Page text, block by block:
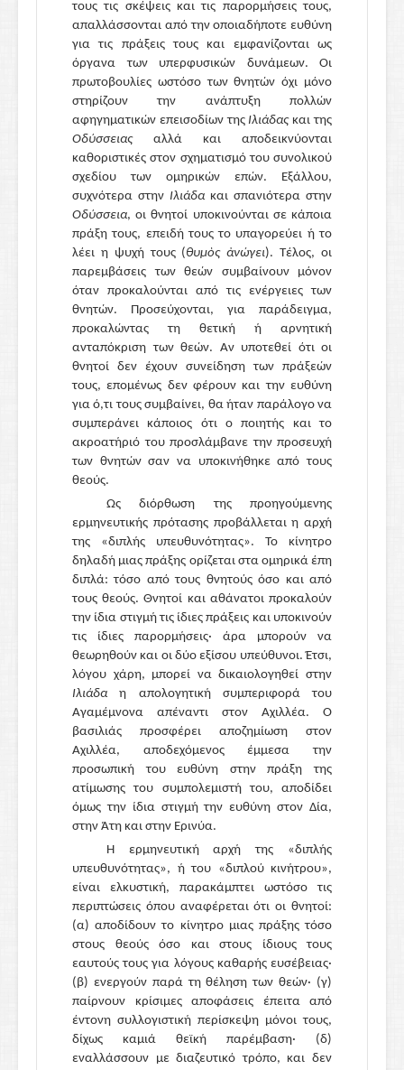
τους τις σκέψεις και τις παρορμήσεις τους,
απαλλάσσονται από την οποιαδήποτε ευθύνη
για τις πράξεις τους και εμφανίζονται ως
όργανα των υπερφυσικών δυνάμεων. Οι
πρωτοβουλίες ωστόσο των θνητών όχι μόνο
στηρίζουν την ανάπτυξη πολλών
αφηγηματικών επεισοδίων της Ιλιάδαςκαι της
Οδύσσειαςαλλά και αποδεικνύονται
καθοριστικές στον σχηματισμό του συνολικού
σχεδίου των ομηρικών επών. Εξάλλου,
συχνότερα στην Ιλιάδα και σπανιότερα στην
Οδύσσεια, οι θνητοί υποκινούνται σε κάποια
πράξη τους, επειδή τους το υπαγορεύει ή το
λέει η ψυχή τους (θυμὸς ἀνώγει). Τέλος, οι
παρεμβάσεις των θεών συμβαίνουν μόνον
όταν προκαλούνται από τις ενέργειες των
θνητών. Προσεύχονται, για παράδειγμα,
προκαλώντας τη θετική ή αρνητική
ανταπόκριση των θεών. Αν υποτεθεί ότι οι
θνητοί δεν έχουν συνείδηση των πράξεών
τους, επομένως δεν φέρουν και την ευθύνη
για ό,τι τους συμβαίνει, θα ήταν παράλογο να
συμπεράνει κάποιος ότι ο ποιητής και το
ακροατήριό του προσλάμβανε την προσευχή
των θνητών σαν να υποκινήθηκε από τους
θεούς.
Ως διόρθωση της προηγούμενης
ερμηνευτικής πρότασης προβάλλεται η αρχή
της «διπλής υπευθυνότητας». Το κίνητρο
δηλαδή μιας πράξης ορίζεται στα ομηρικά έπη
διπλά: τόσο από τους θνητούς όσο και από
τους θεούς. Θνητοί και αθάνατοι προκαλούν
την ίδια στιγμή τις ίδιες πράξεις και υποκινούν
τις ίδιες παρορμήσεις· άρα μπορούν να
θεωρηθούν και οι δύο εξίσου υπεύθυνοι. Έτσι,
λόγου χάρη, μπορεί να δικαιολογηθεί στην
Ιλιάδα η απολογητική συμπεριφορά του
Αγαμέμνονα απέναντι στον Αχιλλέα. Ο
βασιλιάς προσφέρει αποζημίωση στον
Αχιλλέα, αποδεχόμενος έμμεσα την
προσωπική του ευθύνη στην πράξη της
ατίμωσης του συμπολεμιστή του, αποδίδει
όμως την ίδια στιγμή την ευθύνη στον Δία,
στην Άτη και στην Ερινύα.
Η ερμηνευτική αρχή της «διπλής
υπευθυνότητας», ή του «διπλού κινήτρου»,
είναι ελκυστική, παρακάμπτει ωστόσο τις
περιπτώσεις όπου αναφέρεται ότι οι θνητοί:
(α) αποδίδουν το κίνητρο μιας πράξης τόσο
στους θεούς όσο και στους ίδιους τους
εαυτούς τους για λόγους καθαρής ευσέβειας·
(β) ενεργούν παρά τη θέληση των θεών· (γ)
παίρνουν κρίσιμες αποφάσεις έπειτα από
έντονη συλλογιστική περίσκεψη μόνοι τους,
δίχως καμιά θεϊκή παρέμβαση· (δ)
εναλλάσσουν με διαζευτικό τρόπο, και δεν